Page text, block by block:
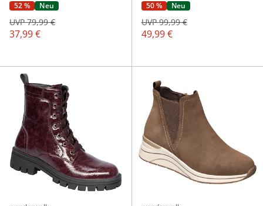
52 % Neu
37,99 €
UVP 79,99 €
50 % Neu
49,99 €
UVP 99,99 €